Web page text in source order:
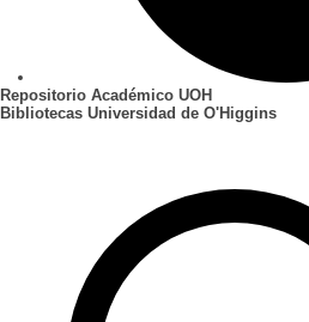
Repositorio Académico UOH
Bibliotecas Universidad de O'Higgins